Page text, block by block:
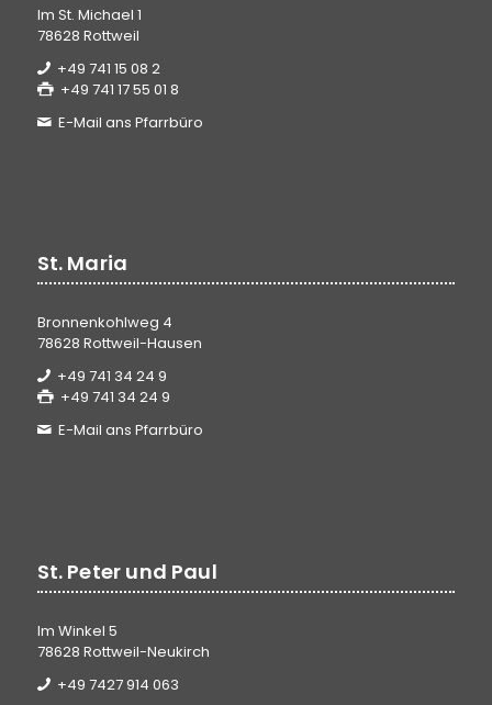
Im St. Michael 1
78628 Rottweil
+49 741 15 08 2
+49 741 17 55 01 8
E-Mail ans Pfarrbüro
St. Maria
Bronnenkohlweg 4
78628 Rottweil-Hausen
+49 741 34 24 9
+49 741 34 24 9
E-Mail ans Pfarrbüro
St. Peter und Paul
Im Winkel 5
78628 Rottweil-Neukirch
+49 7427 914 063